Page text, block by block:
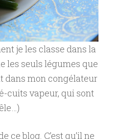
je les classe dans la
les seuls légumes que
dans mon congélateur
cuits vapeur, qui sont
ce blog. C’est qu’il ne